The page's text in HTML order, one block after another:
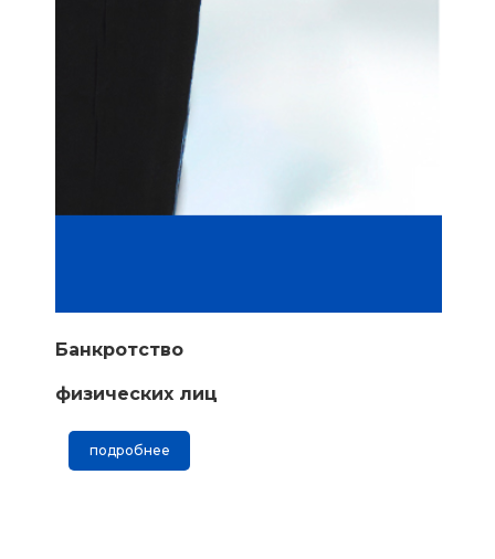
Банкротство
физических лиц
подробнее